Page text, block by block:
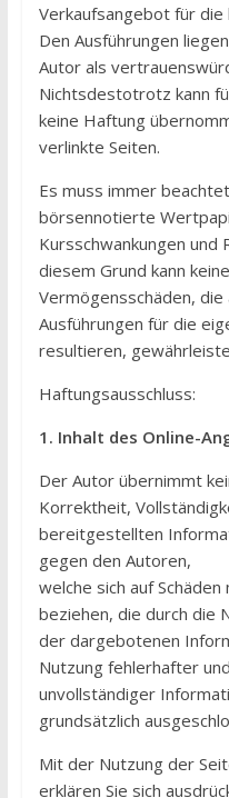
Verkaufsangebot für
Den Ausführungen
Autor als
Nichtsdestotrotz kann
keine Haftung
verlinkte Seiten.
Es muss immer
börsennotierte
Kursschwankungen und
diesem Grund kann
Vermögensschäden,
Ausführungen für die
resultieren,
Haftungsausschluss:
1. Inhalt des Online-
Der Autor übernimmt
Korrektheit,
bereitgestellten
gegen den Autoren,
welche sich auf
beziehen, die durch die
der dargebotenen
Nutzung fehlerhafter und
unvollständiger
grundsätzlich
Mit der Nutzung der
erklären Sie sich